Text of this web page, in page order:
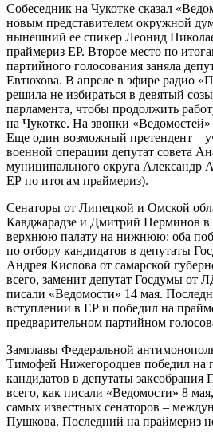
Собеседник на Чукотке сказал
новым представителем окружной
нынешний ее спикер Леонид
праймериз ЕР. Второе место по
партийного голосования заняла
Евтюхова. В апреле в эфире радио
решила не избираться в девятый
парламента, чтобы продолжить
на Чукотке. На звонки
Еще один возможный претендент –
военной операции депутат совета
муниципального округа Александр
ЕР по итогам праймериз).
Сенаторы от Липецкой и Омской
Кавджарадзе и Дмитрий Перминов в
верхнюю палату на нижнюю: оба
по отбору кандидатов в депутаты
Андрея Кислова от самарской
всего, заменит депутат Госдумы
писали «Ведомости» 14 мая.
вступлении в ЕР и победил на
предварительном партийном
Замглавы Федеральной
Тимофей Нижегородцев победил на
кандидатов в депутаты заксобрания
всего, как писали «Ведомости» 8
самых известных сенаторов –
Пушкова. Последний на праймериз